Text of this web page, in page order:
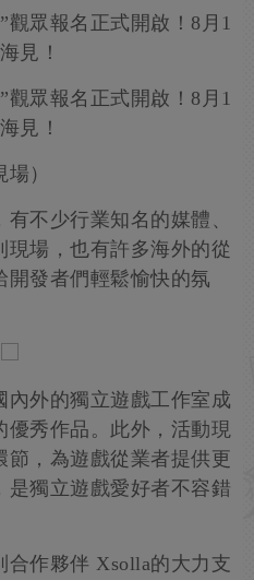
）
不少行業知名的媒體、
現場，也有許多海外的從
開發者們輕鬆愉快的氛
外的獨立遊戲工作室成
優秀作品。此外，活動現
，為遊戲從業者提供更
是獨立遊戲愛好者不容錯
作夥伴 Xsolla的大力支